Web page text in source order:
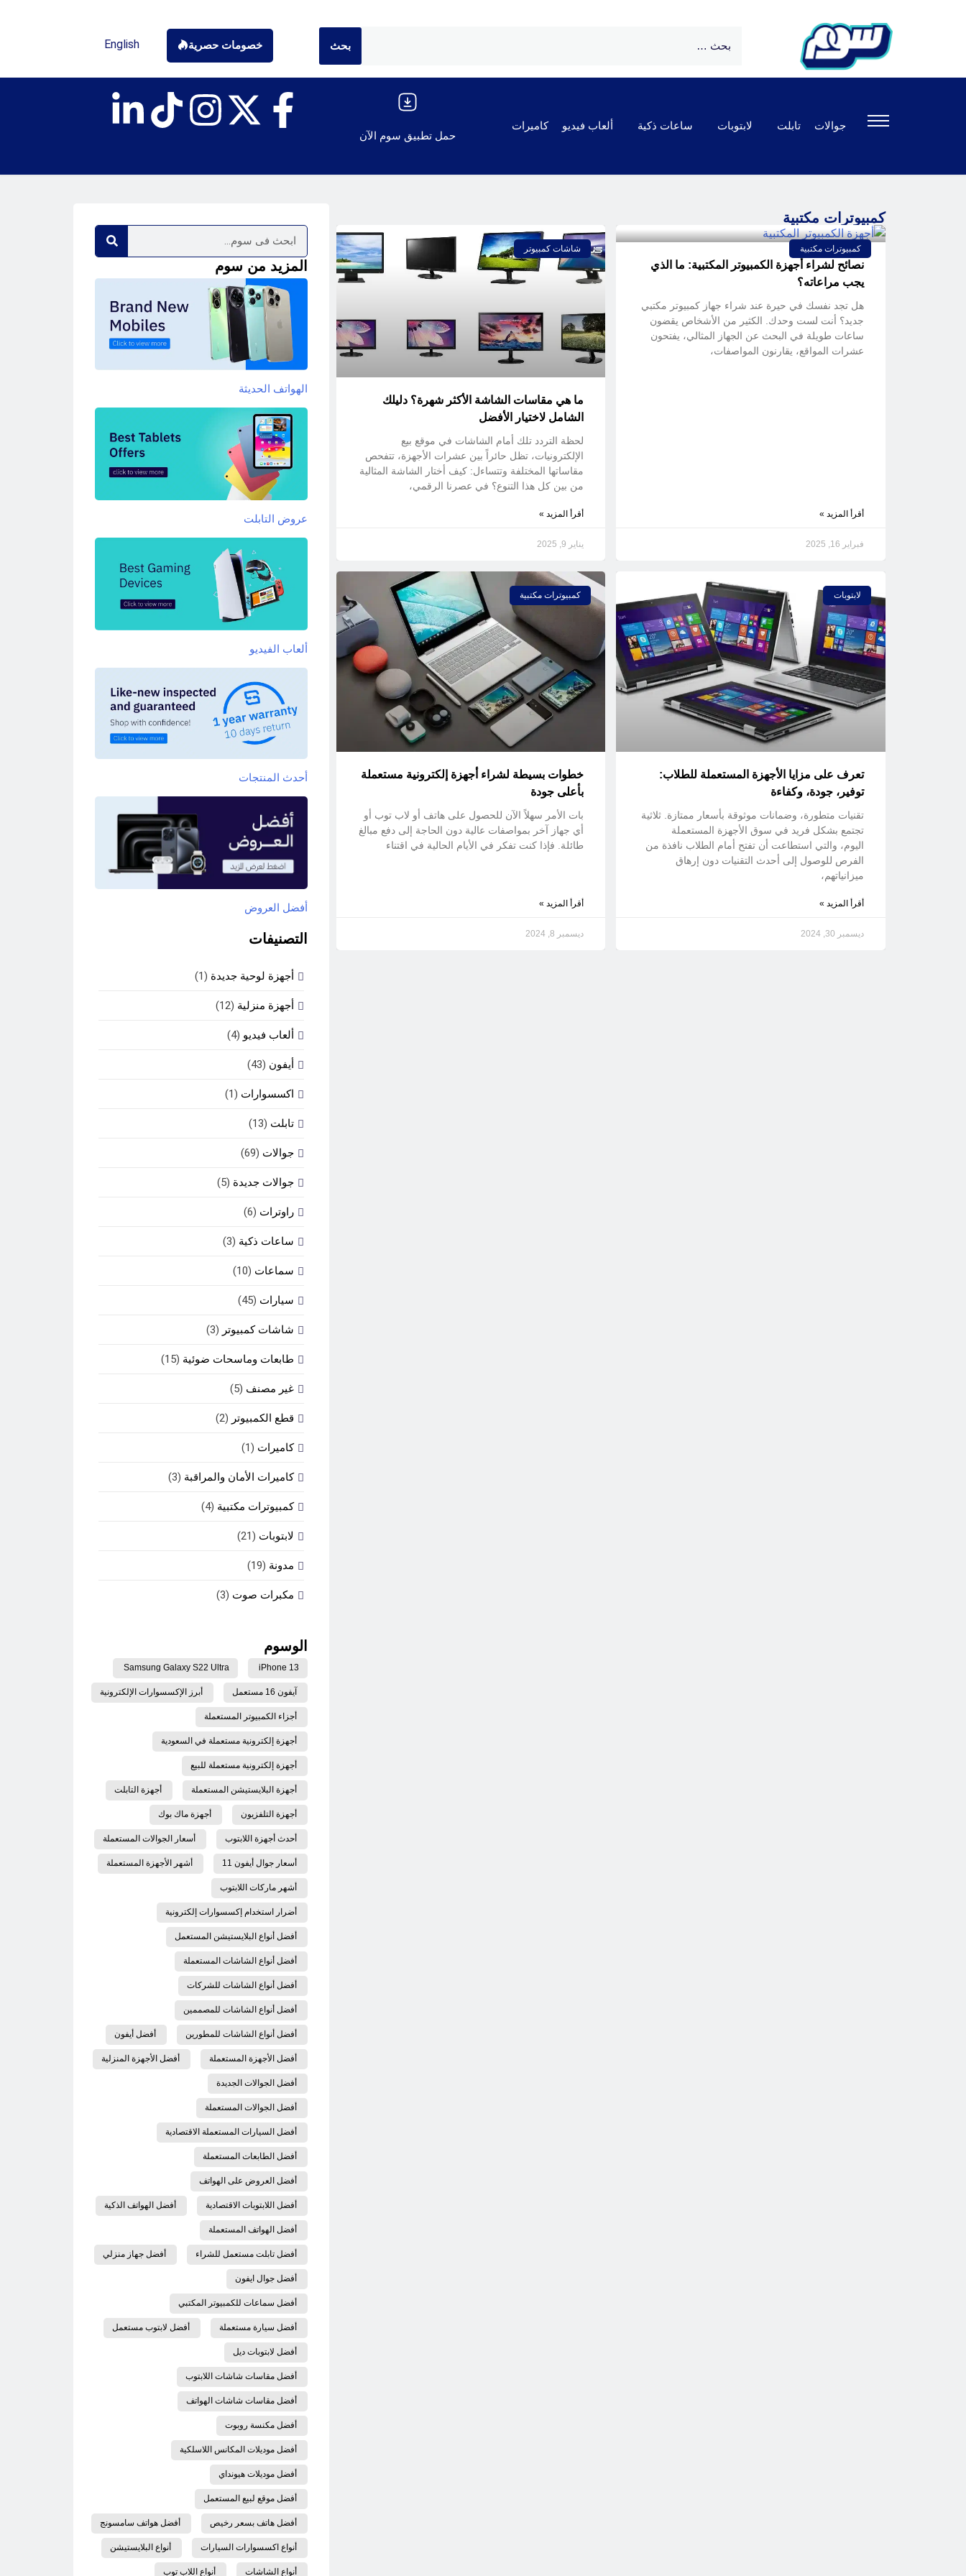
خصومات حصرية English
جوالات تابلت لابتوبات ساعات ذكية ألعاب فيديو
كاميرات
حمل تطبيق سوم الآن
كمبيوترات مكتبية
كمبيوترات مكتبية
نصائح لشراء أجهزة الكمبيوتر المكتبية: ما الذي
يجب مراعاته؟
هل تجد نفسك في حيرة عند شراء جهاز كمبيوتر مكتبي
جديد؟ أنت لست وحدك. الكثير من الأشخاص يقضون
ساعات طويلة في البحث عن الجهاز المثالي، يفتحون
عشرات المواقع، يقارنون المواصفات،
أقرأ المزيد »
فبراير 16, 2025
شاشات كمبيوتر
ما هي مقاسات الشاشة الأكثر شهرة؟ دليلك
الشامل لاختيار الأفضل
لحظة التردد تلك أمام الشاشات في موقع بيع
الإلكترونيات، تظل حائراً بين عشرات الأجهزة، تتفحص
مقاساتها المختلفة وتتساءل: كيف أختار الشاشة المثالية
من بين كل هذا التنوع؟ في عصرنا الرقمي،
أقرأ المزيد »
يناير 9, 2025
لابتوبات
تعرف على مزايا الأجهزة المستعملة للطلاب:
توفير، جودة، وكفاءة
تقنيات متطورة، وضمانات موثوقة بأسعار ممتازة. ثلاثية
تجتمع بشكل فريد في سوق الأجهزة المستعملة
اليوم، والتي استطاعت أن تفتح أمام الطلاب نافذة من
الفرص للوصول إلى أحدث التقنيات دون إرهاق
ميزانياتهم،
أقرأ المزيد »
ديسمبر 30, 2024
كمبيوترات مكتبية
خطوات بسيطة لشراء أجهزة إلكترونية مستعملة
بأعلى جودة
بات الأمر سهلاً الآن للحصول على هاتف أو لاب توب أو
أي جهاز آخر بمواصفات عالية دون الحاجة إلى دفع مبالغ
طائلة. فإذا كنت تفكر في الأيام الحالية في اقتناء
أقرأ المزيد »
ديسمبر 8, 2024
المزيد من سوم
الهواتف الحديثة
عروض التابلت
ألعاب الفيديو
أحدث المنتجات
أفضل العروض
التصنيفات
أجهزة لوحية جديدة (1)
أجهزة منزلية (12)
ألعاب فيديو (4)
أيفون (43)
اكسسوارات (1)
تابلت (13)
جوالات (69)
جوالات جديدة (5)
راوترات (6)
ساعات ذكية (3)
سماعات (10)
سيارات (45)
شاشات كمبيوتر (3)
طابعات وماسحات ضوئية (15)
غير مصنف (5)
قطع الكمبيوتر (2)
كاميرات (1)
كاميرات الأمان والمراقبة (3)
كمبيوترات مكتبية (4)
لابتوبات (21)
مدونة (19)
مكبرات صوت (3)
الوسوم
iPhone 13
Samsung Galaxy S22 Ultra
آيفون 16 مستعمل أبرز الإكسسوارات الإلكترونية
أجزاء الكمبيوتر المستعملة
أجهزة إلكترونية مستعملة في السعودية
أجهزة إلكترونية مستعملة للبيع
أجهزة البلايستيشن المستعملة أجهزة التابلت
أجهزة التلفزيون أجهزة ماك بوك
أحدث أجهزة اللابتوب أسعار الجوالات المستعملة
أسعار جوال أيفون 11 أشهر الأجهزة المستعملة
أشهر ماركات اللابتوب
أضرار استخدام إكسسوارات إلكترونية
أفضل أنواع البلايستيشن المستعمل
أفضل أنواع الشاشات المستعملة
أفضل أنواع الشاشات للشركات
أفضل أنواع الشاشات للمصممين
أفضل أنواع الشاشات للمطورين أفضل أيفون
أفضل الأجهزة المستعملة أفضل الأجهزة المنزلية
أفضل الجوالات الجديدة
أفضل الجوالات المستعملة
أفضل السيارات المستعملة الاقتصادية
أفضل الطابعات المستعملة
أفضل العروض على الهواتف
أفضل اللابتوبات الاقتصادية أفضل الهواتف الذكية
أفضل الهواتف المستعملة
أفضل تابلت مستعمل للشراء أفضل جهاز منزلي
أفضل جوال ايفون
أفضل سماعات للكمبيوتر المكتبي
أفضل سيارة مستعملة أفضل لابتوب مستعمل
أفضل لابتوبات ديل
أفضل مقاسات شاشات اللابتوب
أفضل مقاسات شاشات الهواتف
أفضل مكنسة روبوت
أفضل موديلات المكانس اللاسلكية
أفضل موديلات هيونداي
أفضل موقع لبيع المستعمل
أفضل هاتف بسعر رخيص أفضل هواتف سامسونج
أنواع اكسسوارات السيارات أنواع البلايستيشن
أنواع الشاشات أنواع اللاب توب